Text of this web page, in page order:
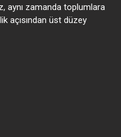
aynı zamanda toplumlara
açısından üst düzey